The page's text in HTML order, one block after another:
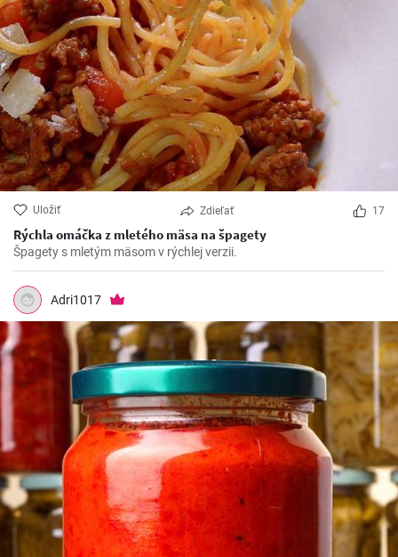
Uložiť Zdieľať 17
Rýchla omáčka z mletého mäsa na špagety
Špagety s mletým mäsom v rýchlej verzii.
Adri1017